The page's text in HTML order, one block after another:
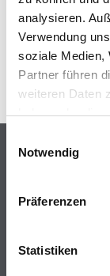
analysieren.
Verwendung
soziale Medien,
Partner führen
weiteren Daten
haben oder die
Notwendig
Präferenzen
Statistiken
Erkunden Sie
Online-Shop
WDV-Systeme
Putze- und